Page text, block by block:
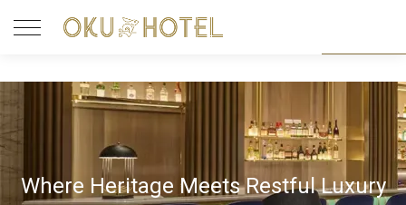
Where Heritage Meets Restful Luxury